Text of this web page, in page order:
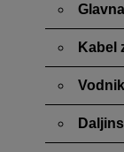
Kabel